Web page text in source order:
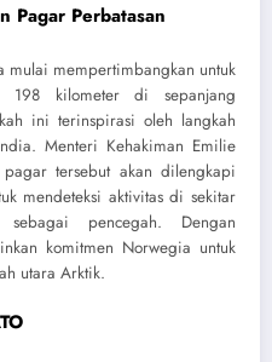
Pagar Perbatasan
mempertimbangkan untuk
198 kilometer di sepanjang
ini terinspirasi oleh langkah
Menteri Kehakiman Emilie
tersebut akan dilengkapi
mendeteksi aktivitas di sekitar
pencegah. Dengan
komitmen Norwegia untuk
utara Arktik.